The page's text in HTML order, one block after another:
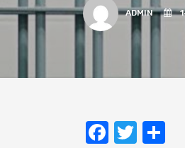
ADMIN 14